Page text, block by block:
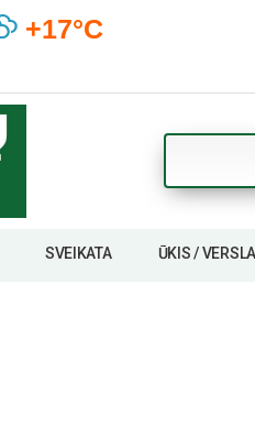
+17°C
SVEIKATA ŪKIS /